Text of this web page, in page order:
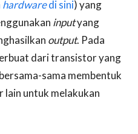
hardwaredi sini) yang
inputyang
output. Pada
dari transistor yang
sama membentuk
untuk melakukan